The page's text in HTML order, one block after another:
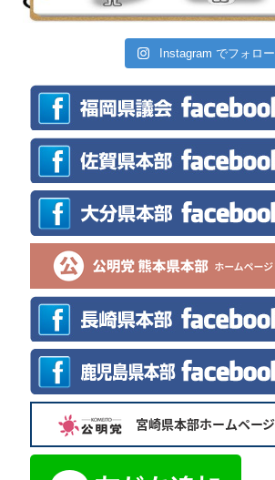
Instagram でフォロー